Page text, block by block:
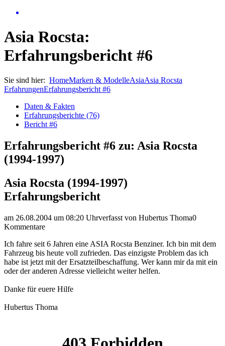
Asia Rocsta:
Erfahrungsbericht #6
Sie sind hier: HomeMarken & ModelleAsiaAsia Rocsta
ErfahrungenErfahrungsbericht #6
Daten & Fakten
Erfahrungsberichte (76)
Bericht #6
Erfahrungsbericht #6 zu: Asia Rocsta
(1994-1997)
Asia Rocsta (1994-1997)
Erfahrungsbericht
am 26.08.2004 um 08:20 Uhrverfasst von Hubertus Thoma0
Kommentare
Ich fahre seit 6 Jahren eine ASIA Rocsta Benziner. Ich bin mit dem
Fahrzeug bis heute voll zufrieden. Das einzigste Problem das ich
habe ist jetzt mit der Ersatzteilbeschaffung. Wer kann mir da mit ein
oder der anderen Adresse vielleicht weiter helfen.
Danke für euere Hilfe
Hubertus Thoma